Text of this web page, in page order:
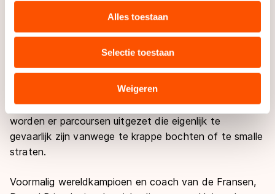
websiteverkeer te analyseren. We delen informatie over
combineren met andere gegevens die u aan hen heeft
verstrekt of die zij hebben verzameld via hun services.
Sommige partners kunnen gegevens doorgeven aan
landen buiten de EU, zoals de VS, waar mogelijk geen
adequaat beschermingsniveau geldt volgens de GDPR.
Door op ‘Toestaan’ te klikken, stemt u in met deze
Alles toestaan
Selectie toestaan
Weigeren
liggen ver boven de 50km/h.
snelheid. Als we het over veiligheid hebben, zouden
we beter onze parcoursen kunnen gaan aanpassen.”
Hij refereert bijvoorbeeld aan het wegparcours van
het EK, in Innsbruck, dat naar zeer krap is. Niet zelden
worden er parcoursen uitgezet die eigenlijk te
gevaarlijk zijn vanwege te krappe bochten of te smalle
straten.
Voormalig wereldkampioen en coach van de Fransen,